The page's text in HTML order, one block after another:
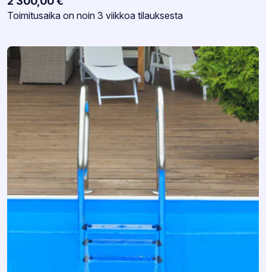
Varastotilanne:
Toimitusaika on noin 3 viikkoa tilauksesta